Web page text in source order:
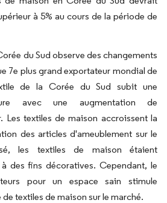
à 5% au cours de la période de
du Sud observe des changements
7e plus grand exportateur mondial de
de la Corée du Sud subit une
avec une augmentation de
Les textiles de maison accroissent la
des articles d'ameublement sur le
les textiles de maison étaient
des fins décoratives. Cependant, le
pour un espace sain stimule
textiles de maison sur le marché.